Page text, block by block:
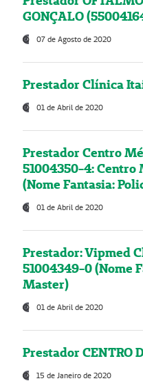
GONÇALO
07 de Agosto de 2020
Prestador Clínica
01 de Abril de 2020
Prestador Centro
51004350-4:
(Nome Fantasia:
01 de Abril de 2020
Prestador: Vipmed
51004349-0 (Nome
Master)
01 de Abril de 2020
Prestador CENTRO
15 de Janeiro de 2020